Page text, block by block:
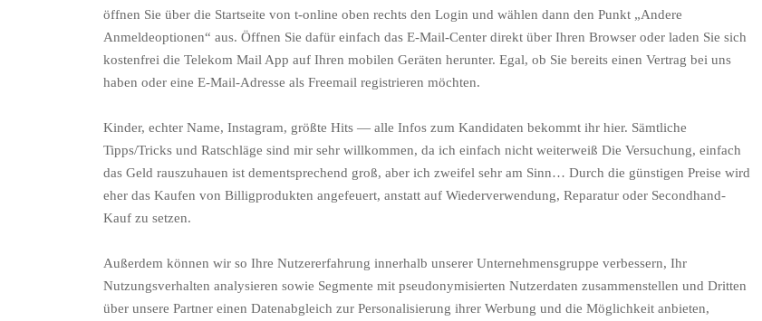
öffnen Sie über die Startseite von t-online oben rechts den Login und wählen dann den Punkt „Andere
Anmeldeoptionen“ aus. Öffnen Sie dafür einfach das E-Mail-Center direkt über Ihren Browser oder laden Sie sich
kostenfrei die Telekom Mail App auf Ihren mobilen Geräten herunter. Egal, ob Sie bereits einen Vertrag bei uns
haben oder eine E-Mail-Adresse als Freemail registrieren möchten.
Kinder, echter Name, Instagram, größte Hits — alle Infos zum Kandidaten bekommt ihr hier. Sämtliche
Tipps/Tricks und Ratschläge sind mir sehr willkommen, da ich einfach nicht weiterweiß Die Versuchung, einfach
das Geld rauszuhauen ist dementsprechend groß, aber ich zweifel sehr am Sinn… Durch die günstigen Preise wird
eher das Kaufen von Billigprodukten angefeuert, anstatt auf Wiederverwendung, Reparatur oder Secondhand-
Kauf zu setzen.
Außerdem können wir so Ihre Nutzererfahrung innerhalb unserer Unternehmensgruppe verbessern, Ihr
Nutzungsverhalten analysieren sowie Segmente mit pseudonymisierten Nutzerdaten zusammenstellen und Dritten
über unsere Partner einen Datenabgleich zur Personalisierung ihrer Werbung und die Möglichkeit anbieten,